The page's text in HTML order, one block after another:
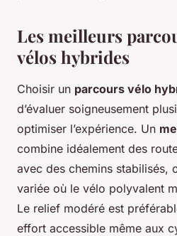
Les meilleurs
vélos hybrides
Choisir un parcours vélo
d’évaluer soigneusement
optimiser l’expérience. Un
combine idéalement des
avec des chemins stabilisés,
variée où le vélo polyvalent
Le relief modéré est
effort accessible même aux